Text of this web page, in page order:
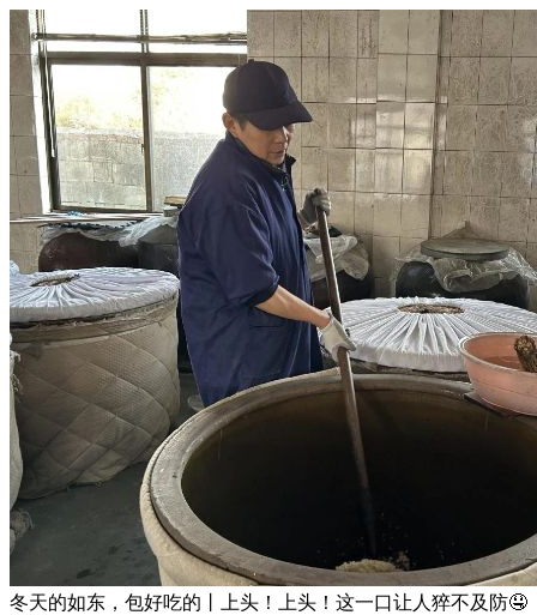
冬天的如东，包好吃的丨上头！上头！这一口让人猝不及防🤤